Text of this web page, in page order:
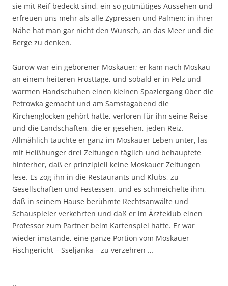
sie mit Reif bedeckt sind, ein so gutmütiges Aussehen und
erfreuen uns mehr als alle Zypressen und Palmen; in ihrer
Nähe hat man gar nicht den Wunsch, an das Meer und die
Berge zu denken.
Gurow war ein geborener Moskauer; er kam nach Moskau
an einem heiteren Frosttage, und sobald er in Pelz und
warmen Handschuhen einen kleinen Spaziergang über die
Petrowka gemacht und am Samstagabend die
Kirchenglocken gehört hatte, verloren für ihn seine Reise
und die Landschaften, die er gesehen, jeden Reiz.
Allmählich tauchte er ganz im Moskauer Leben unter, las
mit Heißhunger drei Zeitungen täglich und behauptete
hinterher, daß er prinzipiell keine Moskauer Zeitungen
lese. Es zog ihn in die Restaurants und Klubs, zu
Gesellschaften und Festessen, und es schmeichelte ihm,
daß in seinem Hause berühmte Rechtsanwälte und
Schauspieler verkehrten und daß er im Ärzteklub einen
Professor zum Partner beim Kartenspiel hatte. Er war
wieder imstande, eine ganze Portion vom Moskauer
Fischgericht – Sseljanka – zu verzehren …